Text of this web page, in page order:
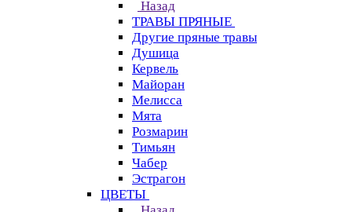
Назад
ТРАВЫ ПРЯНЫЕ
Другие пряные травы
Душица
Кервель
Майоран
Мелисса
Мята
Розмарин
Тимьян
Чабер
Эстрагон
ЦВЕТЫ